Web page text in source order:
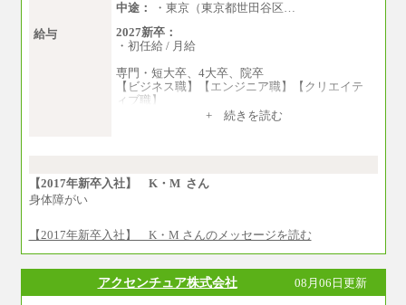
中途：
・東京（東京都世田谷区…
給与
2027新卒：
・初任給 / 月給
専門・短大卒、4大卒、院卒
【ビジネス職】【エンジニア職】【クリエイテ
ィブ職】
②④⑦⑩月給：225,000円～270,000円
⑨月給：250,000円～330,000円
※経験、能力等を考慮の上、当社規定により決
定
+ 続きを読む
【2017年新卒入社】 K・M さん
身体障がい
【2017年新卒入社】 K・M さんのメッセージを読む
アクセンチュア株式会社 08月06日更新